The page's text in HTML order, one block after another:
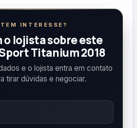
INTERESSE?
o lojista sobre este
Titanium 2018
e o lojista entra em contato
tirar dúvidas e negociar.